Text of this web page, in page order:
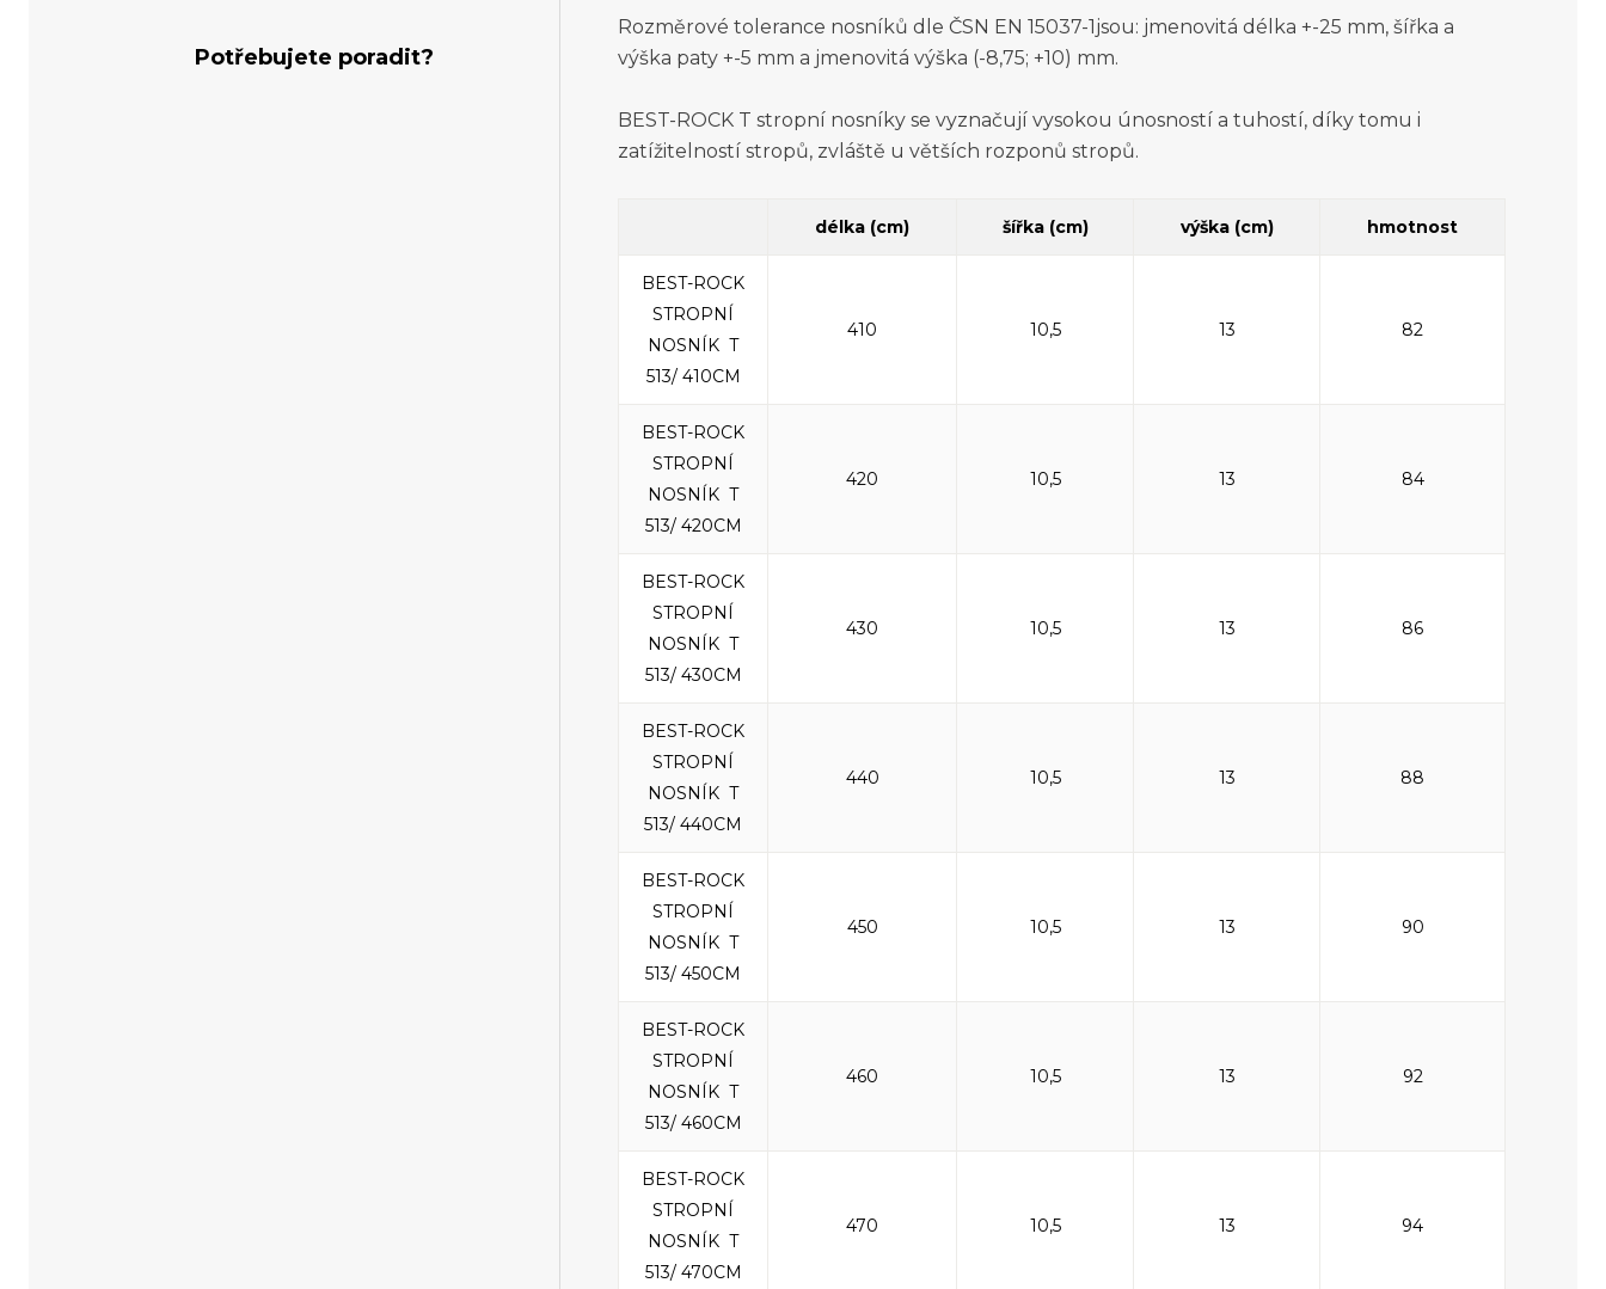
Potřebujete poradit?
Rozměrové tolerance nosníků dle ČSN EN 15037-1jsou: jmenovitá délka +-25 mm, šířka a
výška paty +-5 mm a jmenovitá výška (-8,75; +10) mm.
BEST-ROCK T stropní nosníky se vyznačují vysokou únosností a tuhostí, díky tomu i
zatížitelností stropů, zvláště u větších rozponů stropů.
délka (cm) šířka (cm) výška (cm) hmotnost
BEST-ROCK
STROPNÍ
NOSNÍK T
513/ 410CM
410 10,5 13 82
BEST-ROCK
STROPNÍ
NOSNÍK T
513/ 420CM
420 10,5 13 84
BEST-ROCK
STROPNÍ
NOSNÍK T
513/ 430CM
430 10,5 13 86
BEST-ROCK
STROPNÍ
NOSNÍK T
513/ 440CM
440 10,5 13 88
BEST-ROCK
STROPNÍ
NOSNÍK T
513/ 450CM
450 10,5 13 90
BEST-ROCK
STROPNÍ
NOSNÍK T
513/ 460CM
460 10,5 13 92
BEST-ROCK
STROPNÍ
NOSNÍK T
513/ 470CM
470 10,5 13 94